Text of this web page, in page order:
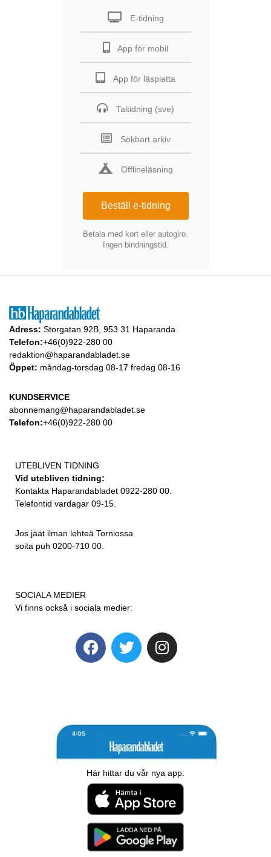
E-tidning
App för mobil
App för läsplatta
Taltidning (sve)
Sökbart arkiv
Offlineläsning
Beställ e-tidning
Betala med kort eller autogiro.
Ingen bindningstid.
Adress: Storgatan 92B, 953 31 Haparanda
Telefon:+46(0)922-280 00
redaktion@haparandabladet.se
Öppet: måndag-torsdag 08-17 fredag 08-16
KUNDSERVICE
abonnemang@haparandabladet.se
Telefon:+46(0)922-280 00
UTEBLIVEN TIDNING
Vid utebliven tidning:
Kontakta Haparandabladet 0922-280 00.
Telefontid vardagar 09-15.
Jos jäät ilman lehteä Torniossa
soita puh 0200-710 00.
SOCIALA MEDIER
Vi finns också i sociala medier:
Här hittar du vår nya app: